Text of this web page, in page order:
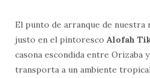
El punto de arranque de nuestra
justo en el pintoresco Alofah
casona escondida entre Orizaba
transporta a un ambiente